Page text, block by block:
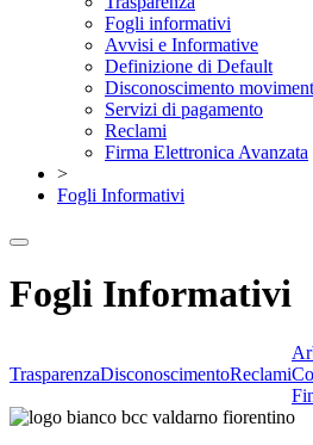
Fogli informativi
Avvisi e Informative
Definizione di Default
Disconoscimento
Servizi di pagamento
Reclami
Firma Elettronica Avanzata
>
Fogli Informativi
Fogli Informativi
TrasparenzaDisconoscimentoReclami